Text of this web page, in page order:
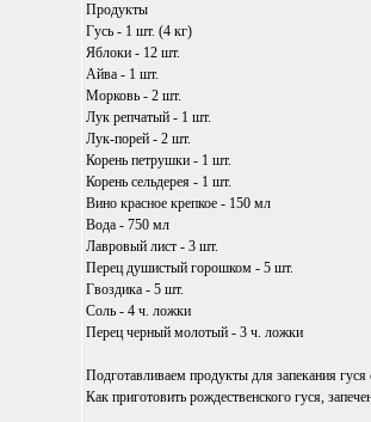
Продукты
Гусь - 1 шт. (4 кг)
Яблоки - 12 шт.
Айва - 1 шт.
Морковь - 2 шт.
Лук репчатый - 1 шт.
Лук-порей - 2 шт.
Корень петрушки - 1 шт.
Корень сельдерея - 1 шт.
Вино красное крепкое - 150 мл
Вода - 750 мл
Лавровый лист - 3 шт.
Перец душистый горошком - 5 шт.
Гвоздика - 5 шт.
Соль - 4 ч. ложки
Перец черный молотый - 3 ч. ложки
Подготавливаем продукты для запекания
Как приготовить рождественского гуся,